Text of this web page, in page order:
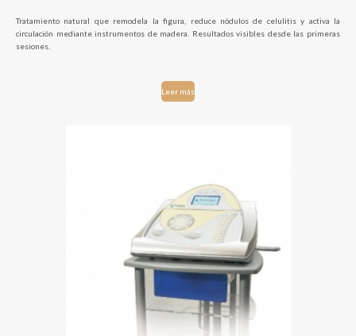
Tratamiento natural que remodela la figura, reduce nódulos de celulitis y activa la
circulación mediante instrumentos de madera. Resultados visibles desde las primeras
sesiones.
Leer más